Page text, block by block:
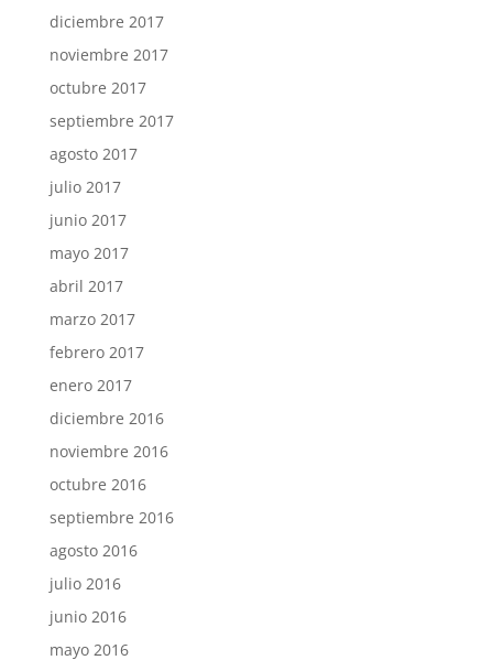
diciembre 2017
noviembre 2017
octubre 2017
septiembre 2017
agosto 2017
julio 2017
junio 2017
mayo 2017
abril 2017
marzo 2017
febrero 2017
enero 2017
diciembre 2016
noviembre 2016
octubre 2016
septiembre 2016
agosto 2016
julio 2016
junio 2016
mayo 2016